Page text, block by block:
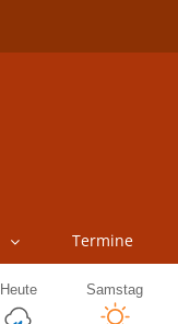
Termine